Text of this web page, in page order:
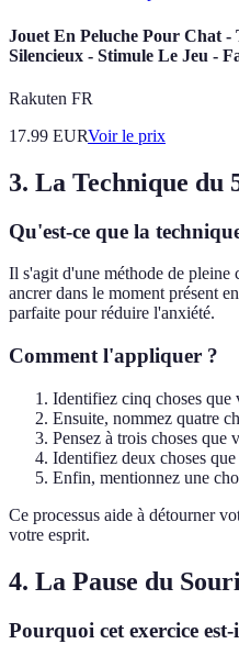
Jouet En Peluche Pour Chat
Silencieux - Stimule Le Jeu -
Rakuten FR
17.99 EURVoir le prix
3. La Technique du
Qu'est-ce que la
Il s'agit d'une méthode de pleine
ancrer dans le moment présent
parfaite pour réduire l'anxiété.
Comment l'appliquer ?
Identifiez cinq choses
Ensuite, nommez quatre
Pensez à trois choses que
Identifiez deux choses
Enfin, mentionnez une
Ce processus aide à détourner
votre esprit.
4. La Pause du
Pourquoi cet exercice